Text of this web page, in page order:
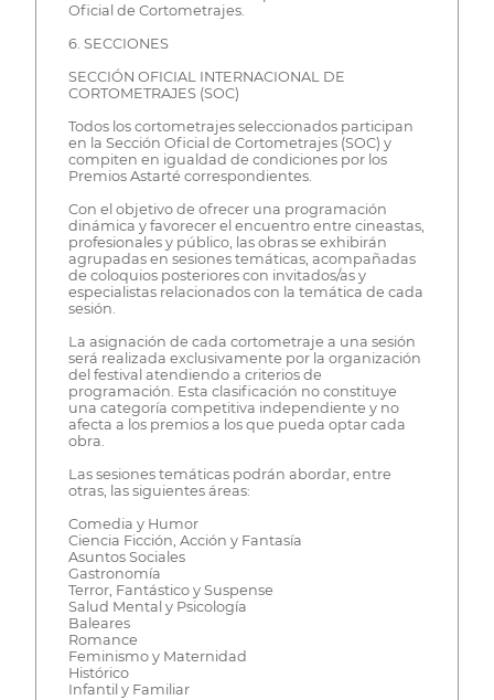
Oficial de Cortometrajes.
6. SECCIONES
SECCIÓN OFICIAL INTERNACIONAL DE
CORTOMETRAJES (SOC)
Todos los cortometrajes seleccionados participan
en la Sección Oficial de Cortometrajes (SOC) y
compiten en igualdad de condiciones por los
Premios Astarté correspondientes.
Con el objetivo de ofrecer una programación
dinámica y favorecer el encuentro entre cineastas,
profesionales y público, las obras se exhibirán
agrupadas en sesiones temáticas, acompañadas
de coloquios posteriores con invitados/as y
especialistas relacionados con la temática de cada
sesión.
La asignación de cada cortometraje a una sesión
será realizada exclusivamente por la organización
del festival atendiendo a criterios de
programación. Esta clasificación no constituye
una categoría competitiva independiente y no
afecta a los premios a los que pueda optar cada
obra.
Las sesiones temáticas podrán abordar, entre
otras, las siguientes áreas:
Comedia y Humor
Ciencia Ficción, Acción y Fantasía
Asuntos Sociales
Gastronomía
Terror, Fantástico y Suspense
Salud Mental y Psicología
Baleares
Romance
Feminismo y Maternidad
Histórico
Infantil y Familiar